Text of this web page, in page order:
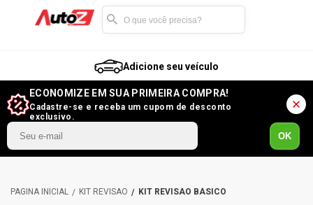
Adicione seu veículo
ECONOMIZE EM SUA PRIMEIRA COMPRA!
Cadastre-se e receba um cupom de desconto
exclusivo.
OK
KIT REVISÃO KIT REVISÃO BÁSICO